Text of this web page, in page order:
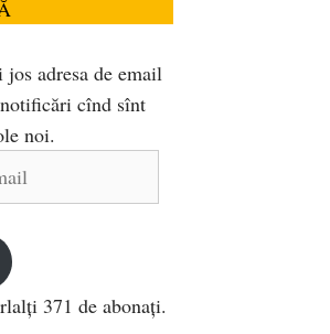
adresa de email
cînd sînt
noi.
371 de abonați.